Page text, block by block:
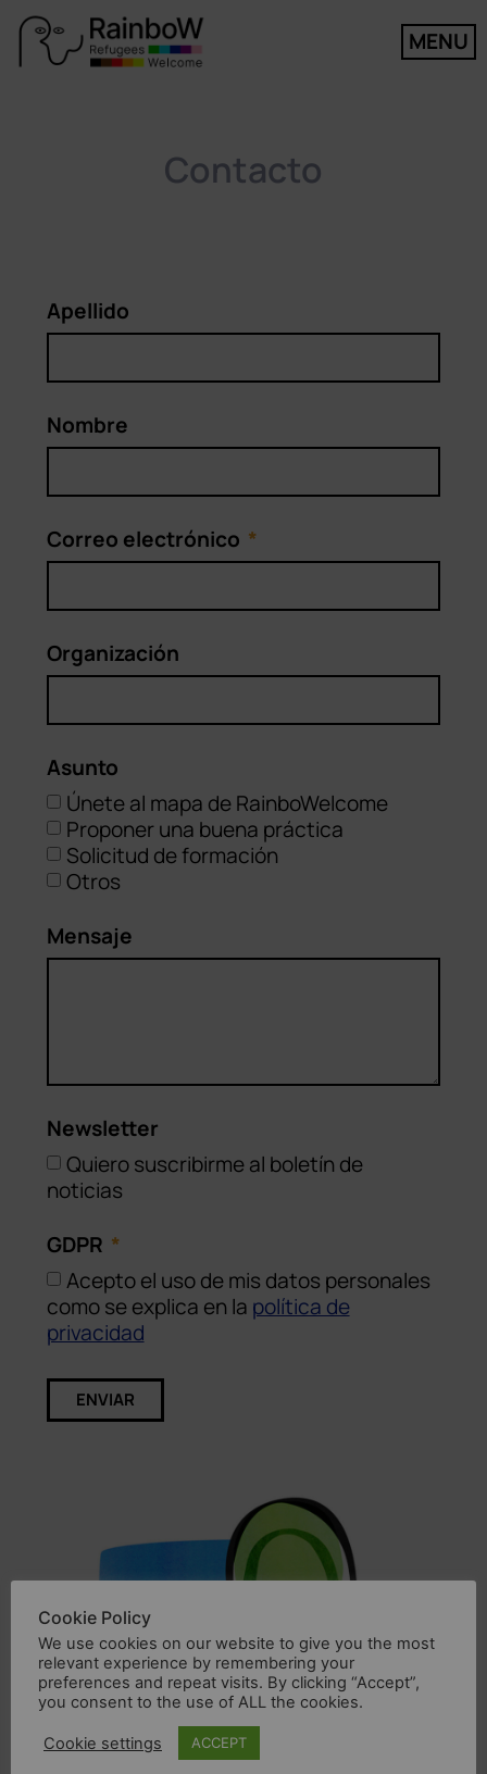
MENU
Contacto
Apellido
Nombre
Correo electrónico
Organización
Asunto
Únete al mapa de RainboWelcome
Proponer una buena práctica
Solicitud de formación
Otros
Mensaje
Newsletter
Quiero suscribirme al boletín de
noticias
GDPR
Acepto el uso de mis datos personales
como se explica en la política de
privacidad
ENVIAR
Cookie Policy
We use cookies on our website to give you the most
relevant experience by remembering your
preferences and repeat visits. By clicking “Accept”,
you consent to the use of ALL the cookies.
Cookie settings ACCEPT